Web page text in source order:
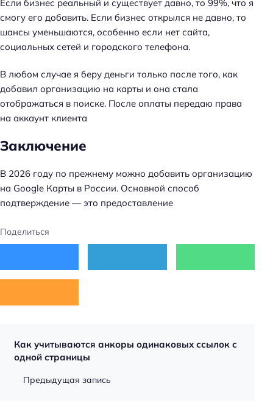
Если бизнес реальный и существует давно, то 99%, что я
смогу его добавить. Если бизнес открылся не давно, то
шансы уменьшаются, особенно если нет сайта,
социальных сетей и городского телефона.
В любом случае я беру деньги только после того, как
добавил организацию на карты и она стала
отображаться в поиске. После оплаты передаю права
на аккаунт клиента
Заключение
В 2026 году по прежнему можно добавить организацию
на Google Карты в России. Основной способ
подтверждение — это предоставление
Поделиться
Как учитываются анкоры одинаковых ссылок с
одной страницы
Предыдущая запись